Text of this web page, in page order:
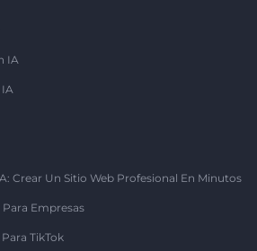
IA
Crear Un Sitio Web Profesional En Minutos
Empresas
TikTok